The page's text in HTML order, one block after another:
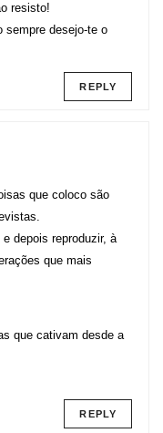
resisto!
sempre desejo-te o
REPLY
que coloco são
depois reproduzir, à
que mais
que cativam desde a
REPLY